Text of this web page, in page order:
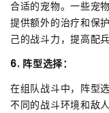
合适的宠物。一些宠
提供额外的治疗和保
己的战斗力，提高配兵
6. 阵型选择：
在组队战斗中，阵型
不同的战斗环境和敌